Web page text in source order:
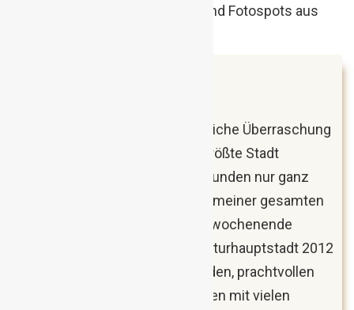
Maribor ist wohl meine persönliche Überraschung
2018. Nachdem ich die zweitgrößte Stadt
Sloweniens zuvor mit zwei Freunden nur ganz
kurz sehen durfte, fuhr ich mit meiner gesamten
Familie für ein langes Sommerwochenende
erneut hin. Die europäische Kulturhauptstadt 2012
bietet von historischen Gebäuden, prachtvollen
Kirchen, Erholungsmöglichkeiten mit vielen